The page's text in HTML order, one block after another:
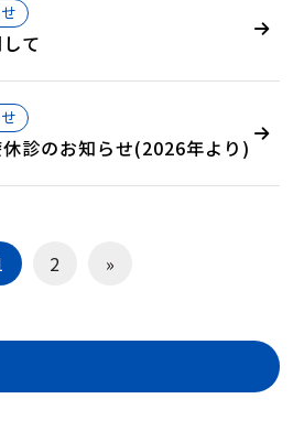
て
診のお知らせ(2026年より)
2 »